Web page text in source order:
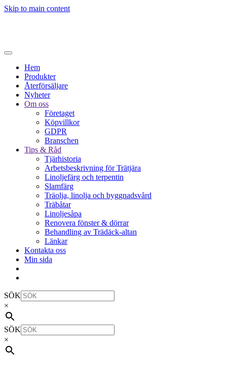
Skip to main content
Hem
Produkter
Återförsäljare
Nyheter
Om oss
Företaget
Köpvillkor
GDPR
Branschen
Tips & Råd
Tjärhistoria
Arbetsbeskrivning för Trätjära
Linoljefärg och terpentin
Slamfärg
Träolja, linolja och byggnadsvård
Träbåtar
Linoljesåpa
Renovera fönster & dörrar
Behandling av Trädäck-altan
Länkar
Kontakta oss
Min sida
SÖK
×
SÖK
×